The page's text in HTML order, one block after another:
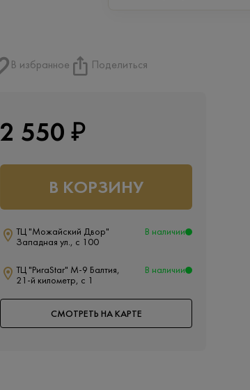
В избранное Поделиться
2 550 ₽
В КОРЗИНУ
ТЦ "Можайский Двор"
Западная ул., с 100
В наличии
ТЦ "РигаStar" М-9 Балтия,
21-й километр, с 1
В наличии
СМОТРЕТЬ НА КАРТЕ